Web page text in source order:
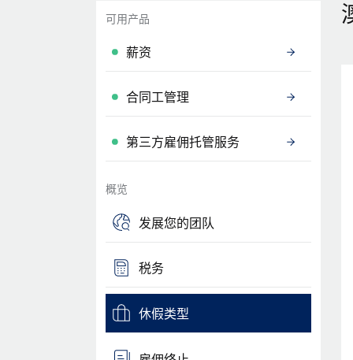
可用产品
薪资
合同工管理
第三方雇佣托管服务
概览
发展您的团队
税务
休假类型